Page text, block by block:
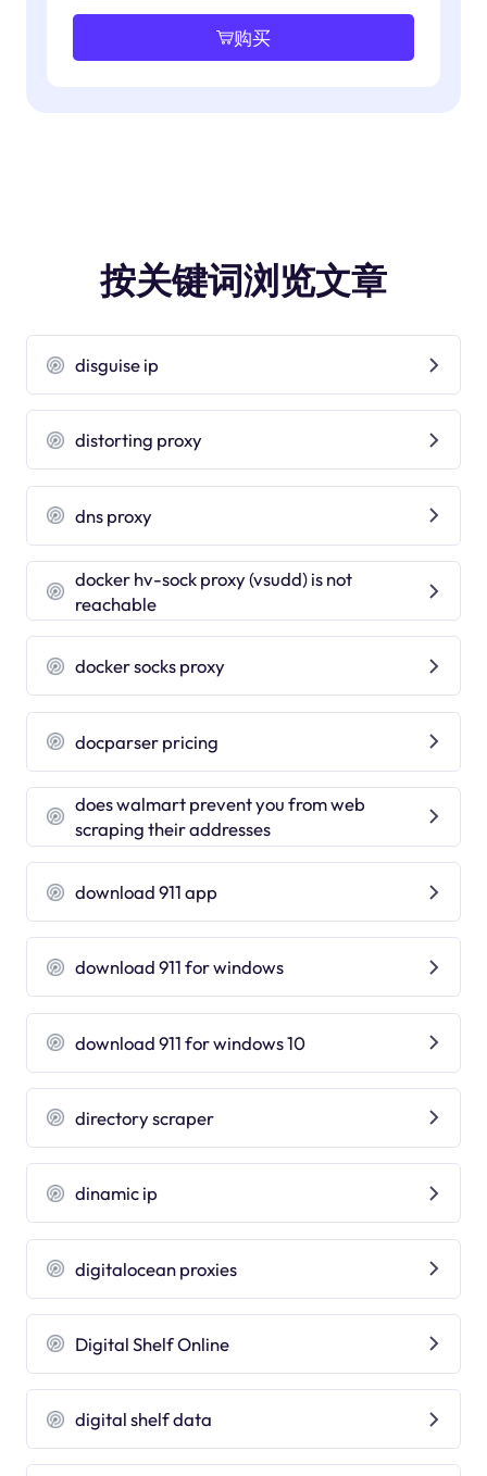
购买
按关键词浏览文章
disguise ip
distorting proxy
dns proxy
docker hv-sock proxy (vsudd) is not
reachable
docker socks proxy
docparser pricing
does walmart prevent you from web
scraping their addresses
download 911 app
download 911 for windows
download 911 for windows 10
directory scraper
dinamic ip
digitalocean proxies
Digital Shelf Online
digital shelf data